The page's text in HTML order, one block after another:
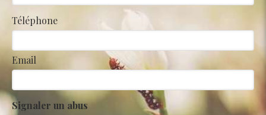
Téléphone
Email
Signaler un abus